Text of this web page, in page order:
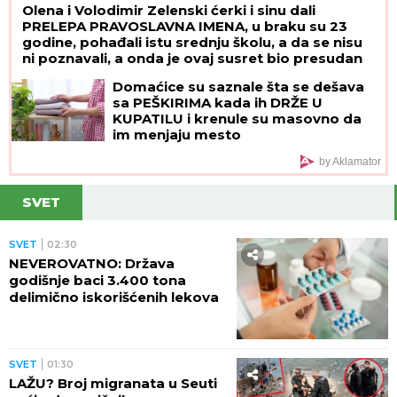
Olena i Volodimir Zelenski ćerki i sinu dali
PRELEPA PRAVOSLAVNA IMENA, u braku su 23
godine, pohađali istu srednju školu, a da se nisu
ni poznavali, a onda je ovaj susret bio presudan
Domaćice su saznale šta se dešava
sa PEŠKIRIMA kada ih DRŽE U
KUPATILU i krenule su masovno da
im menjaju mesto
by Aklamator
SVET
SVET 02:30
NEVEROVATNO: Država
godišnje baci 3.400 tona
delimično iskorišćenih lekova
SVET 01:30
LAŽU? Broj migranata u Seuti